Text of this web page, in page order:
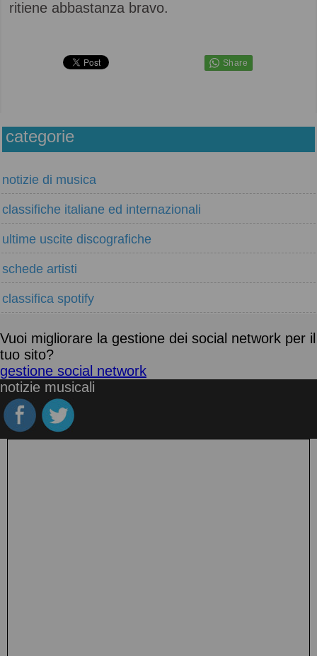
ritiene abbastanza bravo.
categorie
notizie di musica
classifiche italiane ed internazionali
ultime uscite discografiche
schede artisti
classifica spotify
Vuoi migliorare la gestione dei social network per il
tuo sito?
gestione social network
notizie musicali